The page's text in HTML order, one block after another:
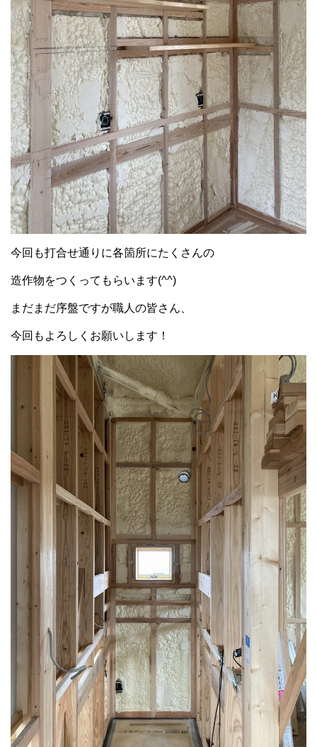
今回も打合せ通りに各箇所にたくさんの
造作物をつくってもらいます(^^)
まだまだ序盤ですが職人の皆さん、
今回もよろしくお願いします！